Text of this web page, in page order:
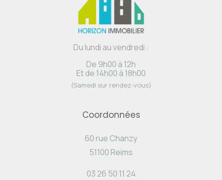
Du lundi au vendredi :
De 9h00 à 12h
Et de 14h00 à 18h00
(Samedi sur rendez-vous)
Coordonnées
60 rue Chanzy
51100 Reims
03 26 50 11 24